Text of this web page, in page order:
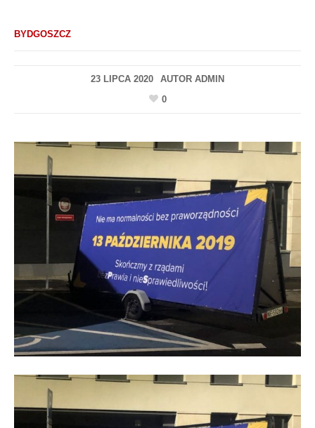
BYDGOSZCZ
23 LIPCA 2020 AUTOR ADMIN
0